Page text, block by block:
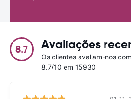
8.7 Avaliações
Os clientes avaliam-nos
8.7/10 em 15930